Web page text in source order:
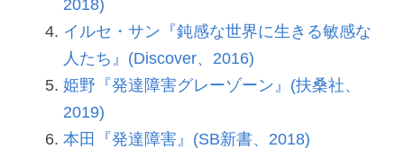
2018)
イルセ・サン『鈍感な世界に生きる敏感な
人たち』(Discover、2016)
姫野『発達障害グレーゾーン』(扶桑社、
2019)
本田『発達障害』(SB新書、2018)